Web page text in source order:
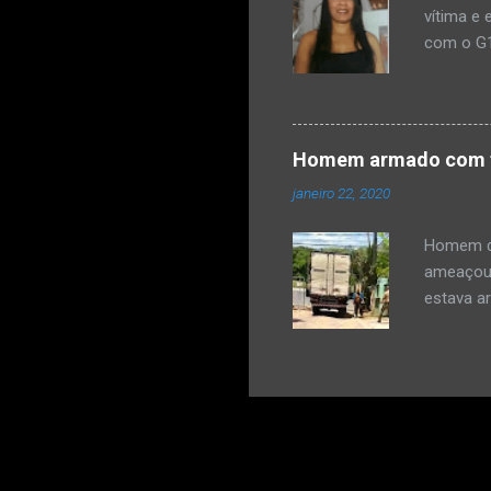
vítima e
com o
disse
carta e
de um
Homem armado
janeiro 22, 2020
Homem
estava
Civil, o
facão